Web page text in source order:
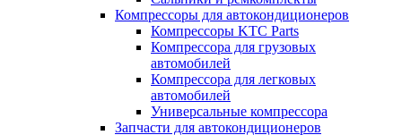
Компрессоры для автокондиционеров
Компрессоры KTC Parts
Компрессора для грузовых
автомобилей
Компрессора для легковых
автомобилей
Универсальные компрессора
Запчасти для автокондиционеров